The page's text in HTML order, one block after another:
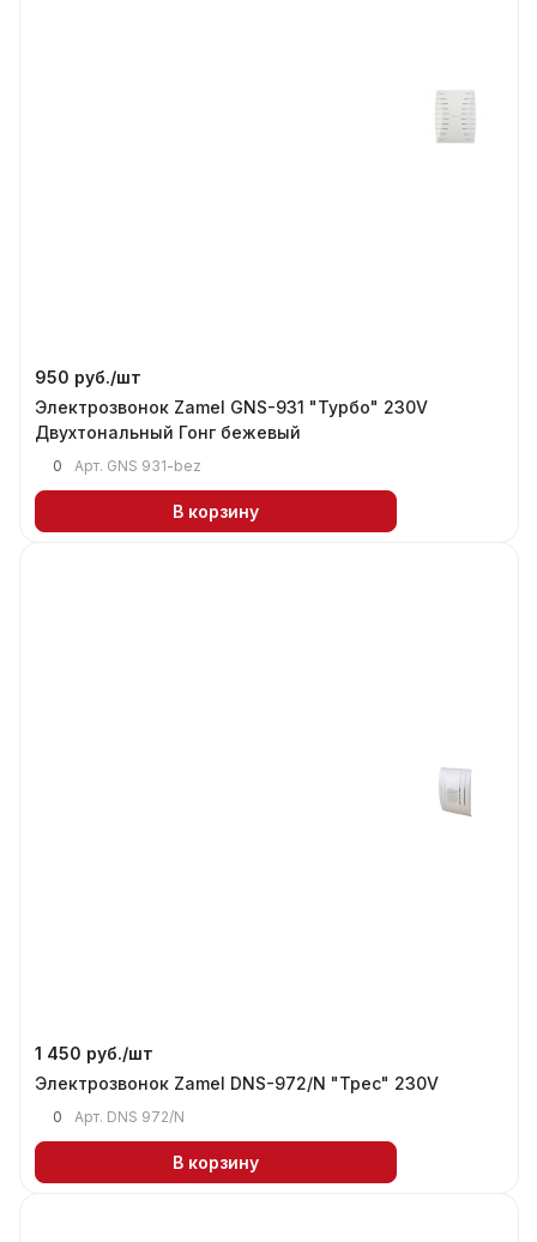
950 руб./шт
Электрозвонок Zamel GNS-931 "Турбо" 230V
Двухтональный Гонг бежевый
0 Арт. GNS 931-bez
В корзину
1 450 руб./шт
Электрозвонок Zamel DNS-972/N "Трес" 230V
0 Арт. DNS 972/N
В корзину